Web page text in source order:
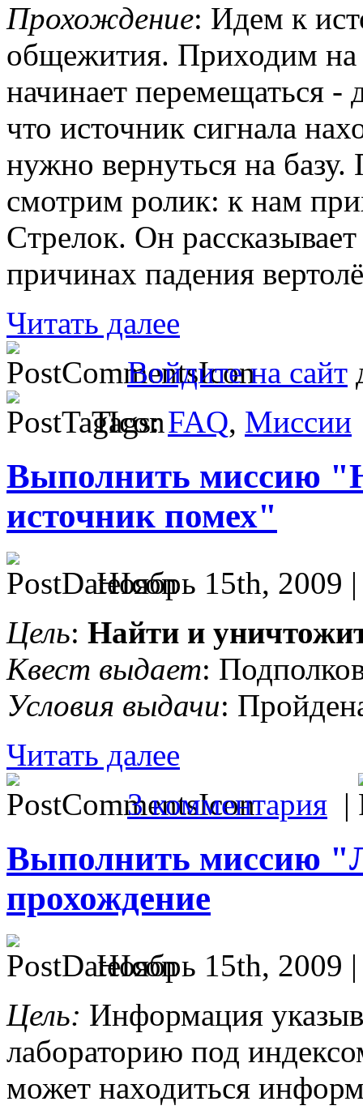
Прохождение: Идем к
общежития. Приходим на
начинает перемещаться -
что источник сигнала
нужно вернуться на
смотрим ролик: к нам
Cтрелок. Он
причинах падения
Читать далее
Войдите на сайт
Tags:FAQ, Миссии
Выполнить миссию
источник помех"
Ноябрь 15th, 2009
Цель: Найти и
Квест выдает:
Условия выдачи:
Читать далее
3 комментария |
Выполнить миссию
прохождение
Ноябрь 15th, 2009
Цель: Информация
лабораторию под
может находиться